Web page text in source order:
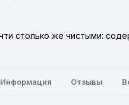
столько же чистыми:
Информация Отзывы